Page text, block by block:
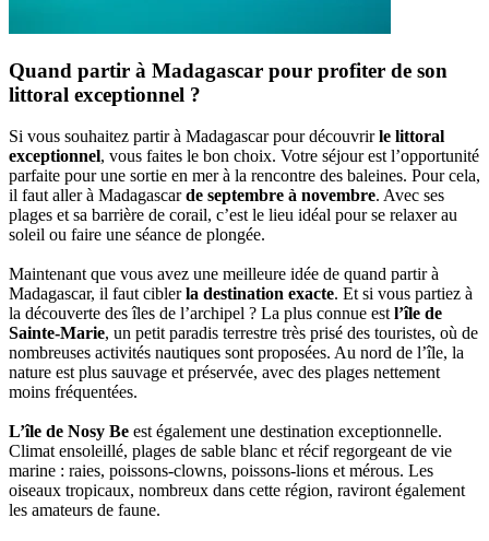
Quand partir à Madagascar pour profiter de son
littoral exceptionnel ?
Si vous souhaitez partir à Madagascar pour découvrirle littoral
exceptionnel, vous faites le bon choix. Votre séjour est l’opportunité
parfaite pour une sortie en mer à la rencontre des baleines. Pour cela,
il faut aller à Madagascarde septembre à novembre. Avec ses
plages et sa barrière de corail, c’est le lieu idéal pour se relaxer au
soleil ou faire une séance de plongée.
Maintenant que vous avez une meilleure idée de quand partir à
Madagascar, il faut ciblerla destination exacte. Et si vous partiez à
la découverte des îles de l’archipel ? La plus connue est l’île de
Sainte-Marie, un petit paradis terrestre très prisé des touristes, où de
nombreuses activités nautiques sont proposées. Au nord de l’île, la
nature est plus sauvage et préservée, avec des plages nettement
moins fréquentées.
L’île de Nosy Be est également une destination exceptionnelle.
Climat ensoleillé, plages de sable blanc et récif regorgeant de vie
marine : raies, poissons-clowns, poissons-lions et mérous. Les
oiseaux tropicaux, nombreux dans cette région, raviront également
les amateurs de faune.